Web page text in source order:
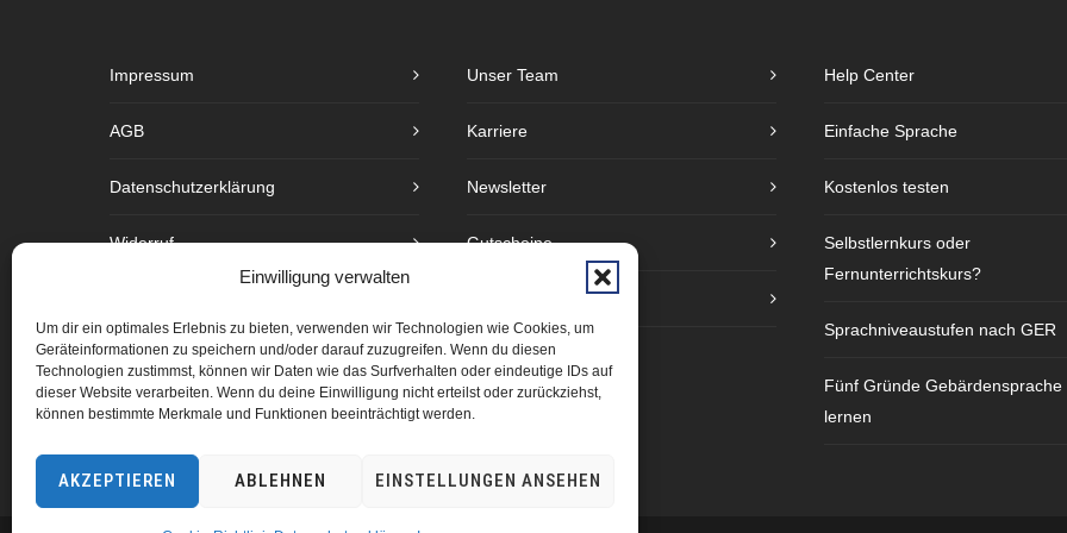
Einwilligung verwalten
Um dir ein optimales Erlebnis zu bieten, verwenden wir Technologien wie Cookies, um
Geräteinformationen zu speichern und/oder darauf zuzugreifen. Wenn du diesen
Technologien zustimmst, können wir Daten wie das Surfverhalten oder eindeutige IDs auf
dieser Website verarbeiten. Wenn du deine Einwilligung nicht erteilst oder zurückziehst,
können bestimmte Merkmale und Funktionen beeinträchtigt werden.
AKZEPTIEREN ABLEHNEN EINSTELLUNGEN ANSEHEN
Impressum
AGB
Datenschutzerklärung
Widerruf
Copyright
Cookie-Richtlinie (EU)
Unser Team
Karriere
Newsletter
Gutscheine
Help Center
Einfache Sprache
Kostenlos testen
Selbstlernkurs oder
Fernunterrichtskurs?
Sprachniveaustufen nach GER
Fünf Gründe Gebärdensprache
lernen